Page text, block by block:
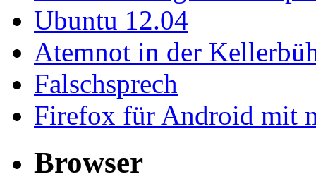
Ubuntu 12.04
Atemnot in der
Falschsprech
Firefox für Android mit
Browser